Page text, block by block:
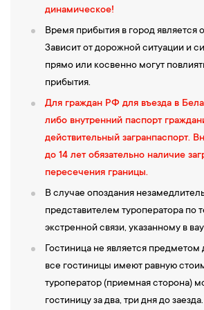
09:00 — Экскурсия "Архитектурные
построенный в первой четверти XVI века,
архитектурный облик, мощные стены и
внутренний двор оставляют
с замком — исполненная в стиле модерн
последних титулованных владельцев
Святополк-Мирских. Историческая часть
сохранила колорит бывшего уютного
протяжении веков сообща всем миром
евреи, цыгане, татары. Православная
костел, синагоги, иешива, дома
формируют ансамбль Рыночной площади
Обед в кафе города.
динамическое!
Время прибытия в город является
Зависит от дорожной ситуации и
прямо или косвенно могут
прибытия.
Для граждан РФ для въезда в
либо внутренний паспорт
действительный загранпаспорт.
до 14 лет обязательно наличие
пересечения границы.
В случае опоздания
представителем туроператора по
экстренной связи, указанному в
Гостиница не является предметом
все гостиницы имеют равную
туроператор (приемная сторона)
гостиницу за два, три дня до заезда.